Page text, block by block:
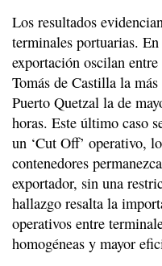
Los resultados
terminales portuarias.
exportación oscilan
Tomás de Castilla la
Puerto Quetzal la de
horas. Este último caso
un ‘Cut Off’ operativo,
contenedores
exportador, sin una
hallazgo resalta la
operativos entre
homogéneas y mayor